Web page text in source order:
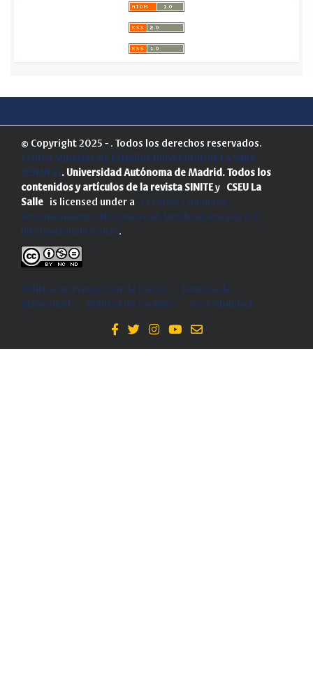
© Copyright 2025 - . Todos los derechos reservados.
Centro Superior de Estudios Universitarios La Salle
(CSEULS). Universidad Autónoma de Madrid. Todos los
contenidos y artículos de la revista SINITEy CSEU La
Salle is licensed under a Creative Commons
Reconocimiento-NoComercial-SinObraDerivada 4.0
Internacional License.
Política de Protección de Datos -
Politica de
privacidad
- Política de cookies - Accesibilidad